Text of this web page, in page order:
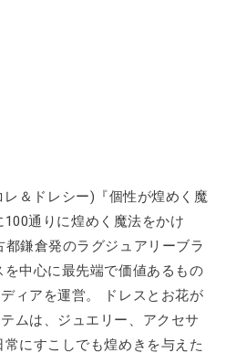
レ＆ドレシー)『個性が煌めく魔
通りに煌めく魔法をかけ
鎌倉発のラグジュアリーブラ
中心に最先端で価値あるもの
ィアを運営。 ドレスとお花が
ムは、ジュエリー、アクセサ
にすこしでも煌めきを与えた